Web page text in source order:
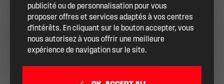
publicité ou de personnalisation pour vous
proposer offres et services adaptés à vos centres
d'intérêts. En cliquant sur le bouton accepter, vous
nous autorisez à vous offrir une meilleure
expérience de navigation sur le site.